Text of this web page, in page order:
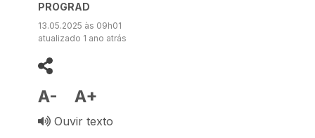
PROGRAD
13.05.2025 às 09h01
atualizado 1 ano atrás
A- A+
Ouvir texto